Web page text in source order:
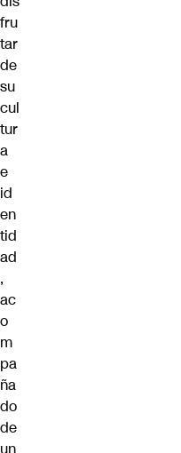
fru
tar
de
su
cul
tur
a
e
id
en
tid
ad
,
ac
o
m
pa
ña
do
de
un